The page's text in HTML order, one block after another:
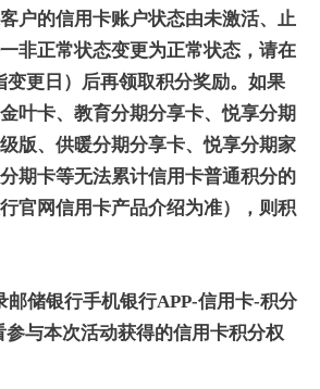
户的信用卡账户状态由未激活、止
非正常状态变更为正常状态，请在
变更日）后再领取积分奖励。如果
叶卡、教育分期分享卡、悦享分期
版、供暖分期分享卡、悦享分期家
期卡等无法累计信用卡普通积分的
官网信用卡产品介绍为准），则积
邮储银行手机银行APP-信用卡-积分
与本次活动获得的信用卡积分权